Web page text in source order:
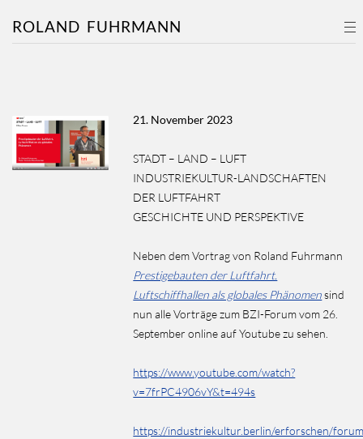
ROLAND FUHRMANN
21. November 2023
STADT – LAND – LUFT
INDUSTRIEKULTUR-LANDSCHAFTEN
DER LUFTFAHRT
GESCHICHTE UND PERSPEKTIVE
Neben dem Vortrag von Roland Fuhrmann
Prestigebauten der Luftfahrt.
Luftschiffhallen als globales Phänomensind
nun alle Vorträge zum BZI-Forum vom 26.
September online auf Youtube zu sehen.
https://www.youtube.com/watch?
v=7frPC4906vY&t=494s
https://industriekultur.berlin/erforschen/